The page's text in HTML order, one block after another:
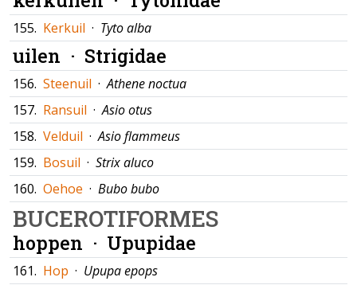
155. Kerkuil · Tyto alba
uilen · Strigidae
156. Steenuil ·Athene noctua
157. Ransuil ·Asio otus
158. Velduil ·Asio flammeus
159. Bosuil · Strix aluco
160. Oehoe · Bubo bubo
BUCEROTIFORMES
hoppen · Upupidae
161. Hop · Upupa epops